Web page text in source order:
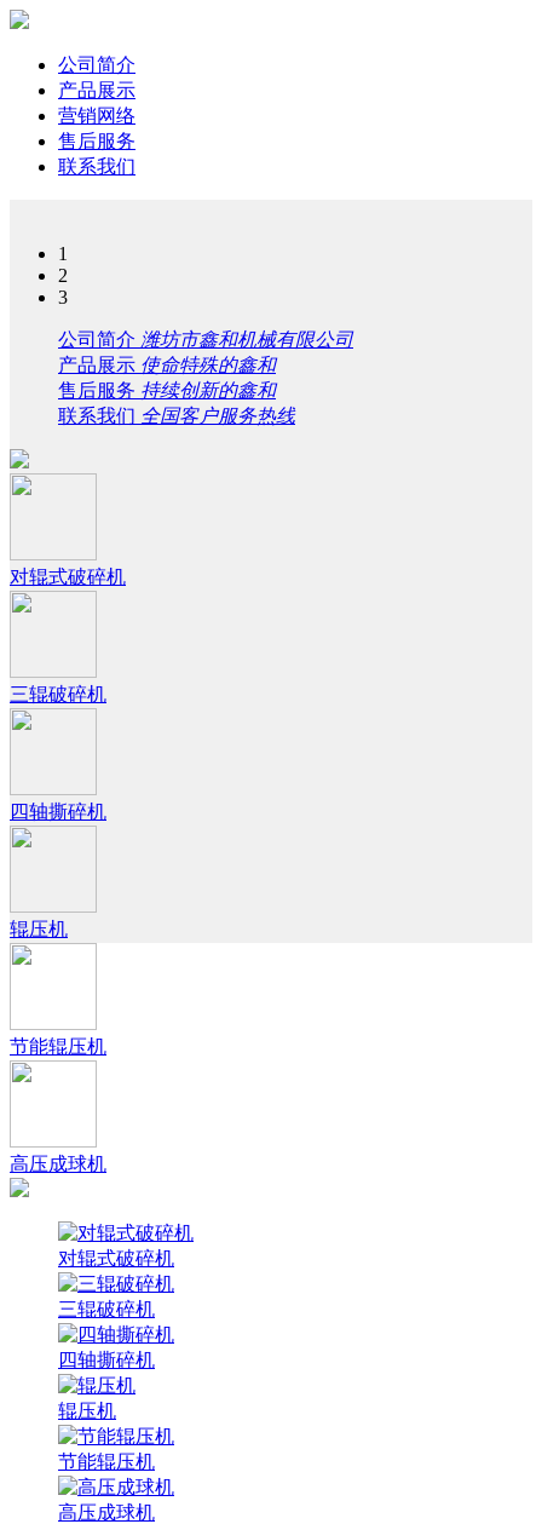
公司简介
产品展示
营销网络
售后服务
联系我们
1
2
3
公司简介 潍坊市鑫和机械有限公司
产品展示 使命特殊的鑫和
售后服务 持续创新的鑫和
联系我们 全国客户服务热线
对辊式破碎机
三辊破碎机
四轴撕碎机
辊压机
节能辊压机
高压成球机
对辊式破碎机
三辊破碎机
四轴撕碎机
辊压机
节能辊压机
高压成球机